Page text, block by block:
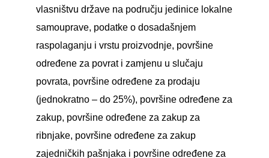
vlasništvu države na području jedinice lokalne
samouprave, podatke o dosadašnjem
raspolaganju i vrstu proizvodnje, površine
određene za povrat i zamjenu u slučaju
povrata, površine određene za prodaju
(jednokratno – do 25%), površine određene za
zakup, površine određene za zakup za
ribnjake, površine određene za zakup
zajedničkih pašnjaka i površine određene za